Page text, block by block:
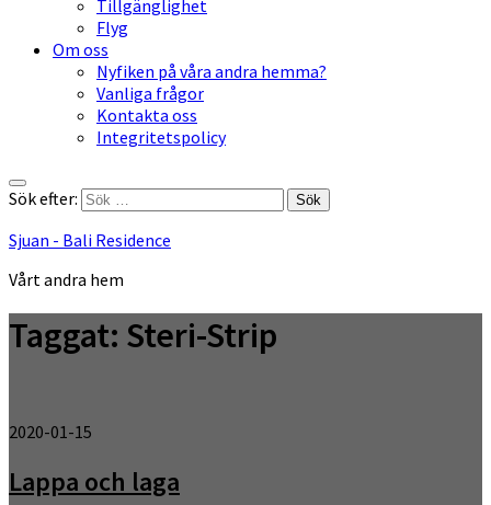
Tillgänglighet
Flyg
Om oss
Nyfiken på våra andra hemma?
Vanliga frågor
Kontakta oss
Integritetspolicy
Sök efter:
Sjuan - Bali Residence
Vårt andra hem
Taggat: Steri-Strip
2020-01-15
Lappa och laga